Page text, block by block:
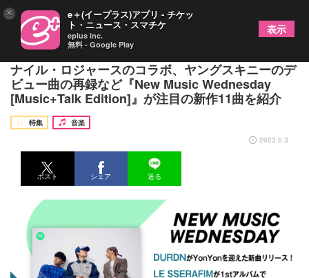
DURDN、tonun、Momの新曲、LE SSERAFIMと
ナイル・ロジャースのコラボ、ヤングスキニーのデ
ビュー曲の再録など『New Music Wednesday
[Music+Talk Edition]』が注目の新作11曲を紹介
特集
音楽
2023.5.3
ポスト シェア 送る
× e＋(イープラス)アプリ - チケッ
ト・ニュース・スマチケ
eplus inc.
無料 - Google Play
表示